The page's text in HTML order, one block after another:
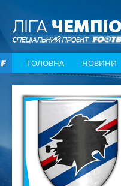
ГОЛОВНА НОВИНИ